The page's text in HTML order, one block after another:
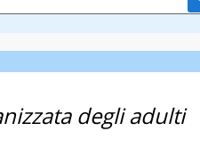
degli adulti